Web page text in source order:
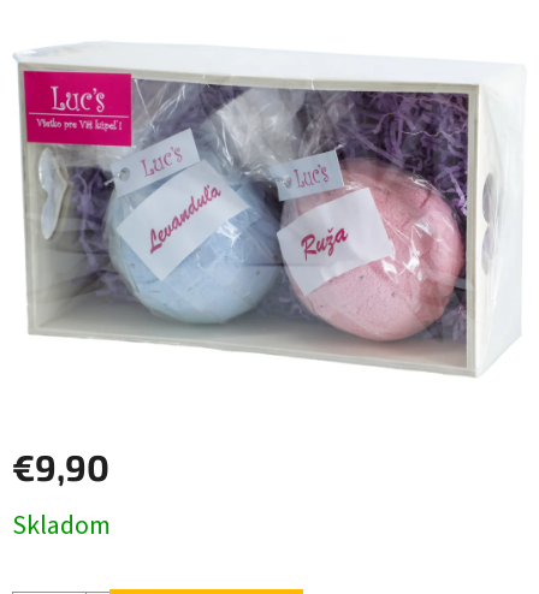
je
5,0
z
hviezdičiek.
€9,90
cena:
Skladom